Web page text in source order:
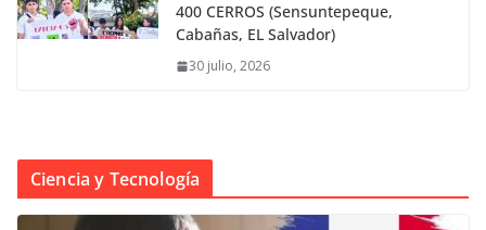
400 CERROS (Sensuntepeque,
Cabañas, EL Salvador)
30 julio, 2026
Ciencia y Tecnología